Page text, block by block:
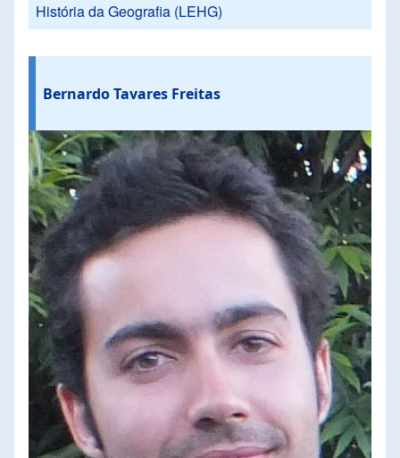
História da Geografia (LEHG)
Bernardo Tavares Freitas